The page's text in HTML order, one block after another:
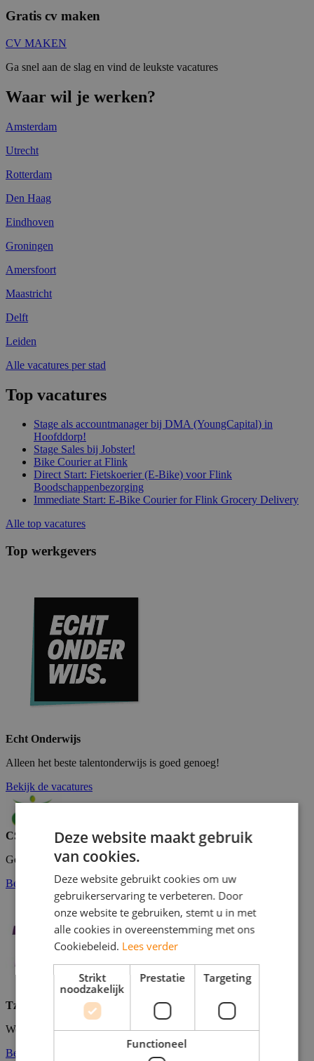
Gratis cv maken
CV MAKEN
Ga snel aan de slag en vind de leukste vacatures
Waar wil je werken?
Amsterdam
Utrecht
Rotterdam
Den Haag
Eindhoven
Groningen
Amersfoort
Maastricht
Delft
Leiden
Alle vacatures per stad
Top vacatures
Stage als accountmanager bij DMA (YoungCapital) in
Hoofddorp!
Stage Sales bij Jobster!
Bike Courier at Flink
Direct Start: Fietskoerier (E-Bike) voor Flink
Boodschappenbezorging
Immediate Start: E-Bike Courier for Flink Grocery Delivery
Alle top vacatures
Top werkgevers
Echt Onderwijs
Alleen het beste talentonderwijs is goed genoeg!
Bekijk de vacatures
CSU
Goed betaalde bijbaan, vakantiewerk in de schoo...
Bekijk de vacatures
Tzorg
Werken bij Tzorg is zoveel meer!
Bekijk de vacatures
Deze website maakt gebruik
van cookies.
Deze website gebruikt cookies om uw
gebruikerservaring te verbeteren. Door
onze website te gebruiken, stemt u in met
alle cookies in overeenstemming met ons
Cookiebeleid. Lees verder
Strikt
noodzakelijk
Prestatie Targeting
Functioneel